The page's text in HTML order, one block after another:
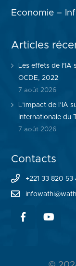
Economie –
Articles
Les effets de
OCDE, 2022
7 août 2026
L’impact de l’IA
Internationale du
7 août 2026
Contacts
+221 33 820 53